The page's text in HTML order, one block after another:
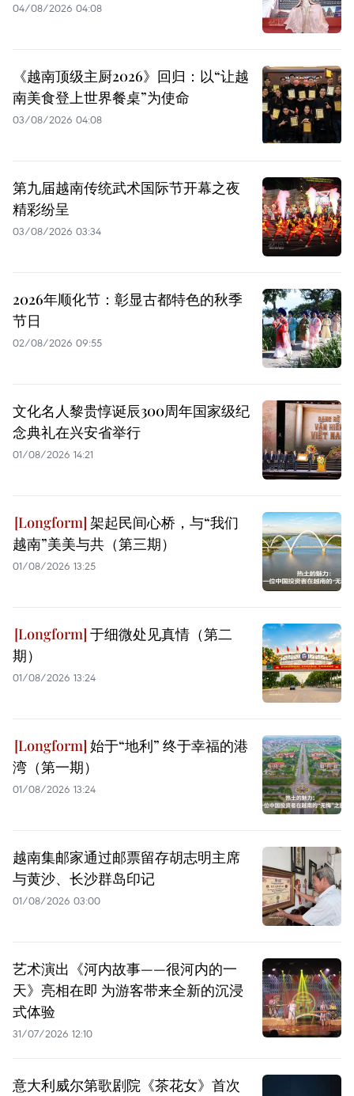
04/08/2026 04:08
《越南顶级主厨2026》回归：以“让越
南美食登上世界餐桌”为使命
03/08/2026 04:08
第九届越南传统武术国际节开幕之夜
精彩纷呈
03/08/2026 03:34
2026年顺化节：彰显古都特色的秋季
节日
02/08/2026 09:55
文化名人黎贵惇诞辰300周年国家级纪
念典礼在兴安省举行
01/08/2026 14:21
架起民间心桥，与“我们
越南”美美与共（第三期）
01/08/2026 13:25
于细微处见真情（第二
期）
01/08/2026 13:24
始于“地利” 终于幸福的港
湾（第一期）
01/08/2026 13:24
越南集邮家通过邮票留存胡志明主席
与黄沙、长沙群岛印记
01/08/2026 03:00
艺术演出《河内故事——很河内的一
天》亮相在即 为游客带来全新的沉浸
式体验
31/07/2026 12:10
意大利威尔第歌剧院《茶花女》首次